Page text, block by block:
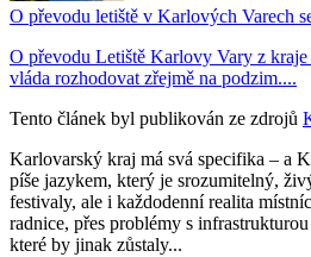
O převodu letiště v Karlových Varech
O převodu Letiště Karlovy Vary z kraje
vláda rozhodovat zřejmě na podzim....
Tento článek byl publikován ze zdrojů
Karlovarský kraj má svá specifika – a
píše jazykem, který je srozumitelný,
festivaly, ale i každodenní realita
radnice, přes problémy s
které by jinak zůstaly...